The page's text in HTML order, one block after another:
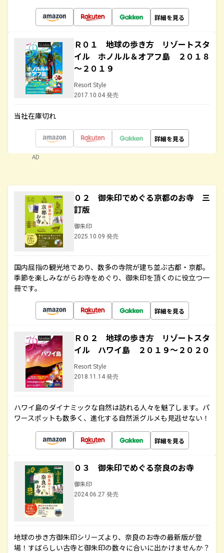
詳細を見る
Ｒ０１ 地球の歩き方 リゾートスタ
イル ホノルル＆オアフ島 ２０１８
～２０１９
Resort Style
2017.10.04 発売
当社在庫切れ
詳細を見る
AD
０２ 御朱印でめぐる京都のお寺 三
訂版
御朱印
2025.10.09 発売
国内屈指の観光地であり、数多の寺院が建ち並ぶ古都・京都。
季節を楽しみながらお寺をめぐり、御朱印を頂くのに役立つ一
冊です。
詳細を見る
Ｒ０２ 地球の歩き方 リゾートスタ
イル ハワイ島 ２０１９～２０２０
Resort Style
2018.11.14 発売
ハワイ島のダイナミックな自然は訪れる人々を魅了します。パ
ワースポットも数多く、進化する自然派グルメも見逃せない！
詳細を見る
０３ 御朱印でめぐる奈良のお寺
御朱印
2024.06.27 発売
地球の歩き方御朱印シリーズより、奈良のお寺の最新版が登
場！すばらしい古寺と御朱印の数々に合いに出かけませんか？